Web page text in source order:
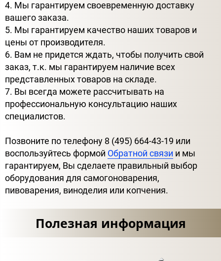
4. Мы гарантируем своевременную доставку
вашего заказа.
5. Мы гарантируем качество наших товаров и
цены от производителя.
6. Вам не придется ждать, чтобы получить свой
заказ, т.к. мы гарантируем наличие всех
представленных товаров на складе.
7. Вы всегда можете рассчитывать на
профессиональную консультацию наших
специалистов.
Позвоните по телефону 8 (495) 664-43-19 или
воспользуйтесь формой Обратной связи и мы
гарантируем, Вы сделаете правильный выбор
оборудования для самогоноварения,
пивоварения, виноделия или копчения.
Полезная информация